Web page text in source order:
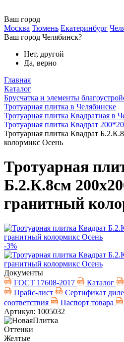
Ваш город
Москва Тюмень Екатеринбург
Ваш город Челябинск?
Нет, другой
Да, верно
Главная
Каталог
Брусчатка и элементы
Тротуарная плитка в Челябинске
Тротуарная плитка Квадратная в
Тротуарная плитка Квадрат
Тротуарная плитка Квадрат
колормикс Осень
Тротуарная
Б.2.К.8см
гранитный
-3%
Документы
ГОСТ 17608-2017
Каталог
Прайс-лист
Сертификат
соответствия
Паспорт товара
Артикул: 1005032
Оттенки
Желтые